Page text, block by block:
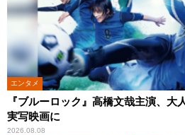
エンタメ
『ブルーロック』高橋文哉主演、大
実写映画に
2026.08.08